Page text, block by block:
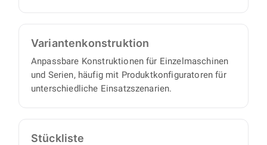
Varianten­konstruktion
Anpassbare Konstruktionen für Einzelmaschinen
und Serien, häufig mit Produktkonfiguratoren für
unterschiedliche Einsatzszenarien.
Stückliste